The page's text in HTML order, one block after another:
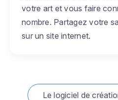
votre art et vous faire
nombre. Partagez votre
sur un site internet.
Le logiciel de